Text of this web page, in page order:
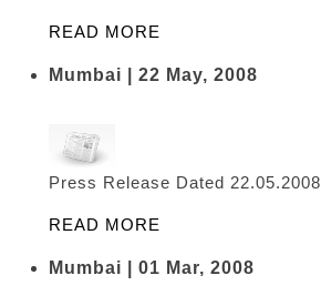
READ MORE
Mumbai | 22 May, 2008
Press Release Dated 22.05.2008
READ MORE
Mumbai | 01 Mar, 2008